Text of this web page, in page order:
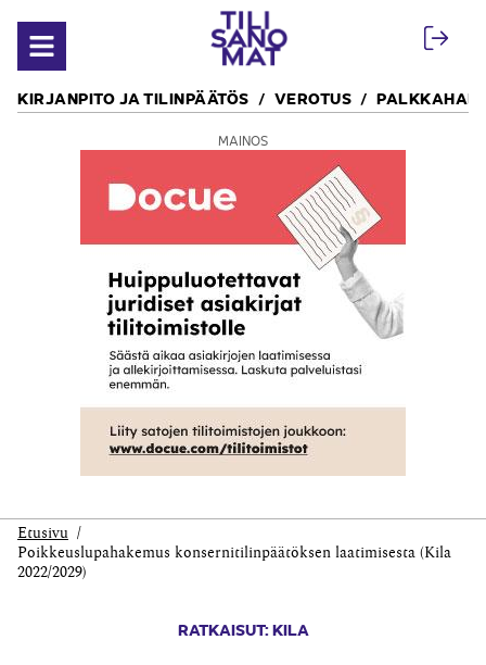
Avaa valikko
KIRJANPITO JA TILINPÄÄTÖS VEROTUS
MAINOS
Etusivu
Poikkeuslupahakemus konsernitilinpäätöksen laatimisesta (Kila
2022/2029)
RATKAISUT: KILA